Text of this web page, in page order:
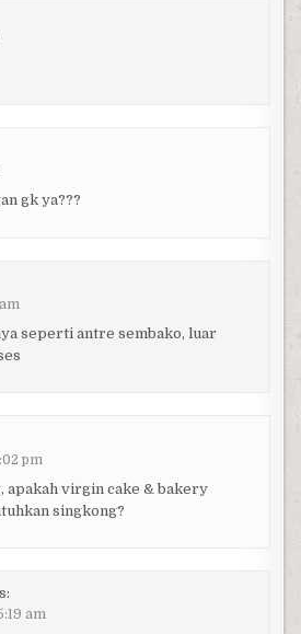
gk ya???
seperti antre sembako, luar
pm
apakah virgin cake & bakery
singkong?
am